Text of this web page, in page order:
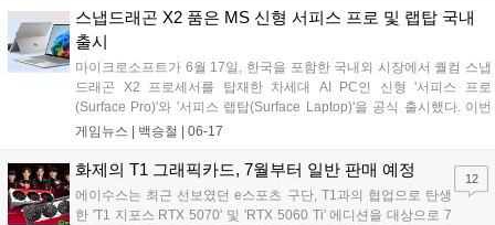
부터 20일(토) 오전 11시부터 오후 8시까지 더 많은 소비자들과 함께 할
수 있는 팝업 형태로 진행된다고 한다....
스냅드래곤 X2 품은 MS 신형 서피스 프로 및 랩탑 국내
출시
마이크로소프트가 6월 17일, 한국을 포함한 국내외 시장에서 퀄컴 스냅
드래곤 X2 프로세서를 탑재한 차세대 AI PC인 신형 '서피스 프로
(Surface Pro)'와 '서피스 랩탑(Surface Laptop)'을 공식 출시했다. 이번
신제품은 최대 80 TOPS 성능의 NPU를 통해 온디바이스와 클라우드를
대폭 끌어올린 것이 특징이다. 국내 론칭을 기념해 네이버 마이크로소프
트 브랜드 스토어 등 주요 온·오프라인 채널에서 할인 및 사은품 증정 프
로모션도 함께 진행한다 밝혔다....
게임뉴스 | 백승철 | 06-17
화제의 T1 그래픽카드, 7월부터 일반 판매 예정
에이수스는 최근 선보였던 e스포츠 구단, T1과의 협업으로 탄생
한 'T1 지포스 RTX 5070' 및 'RTX 5060 Ti' 에디션을 대상으로 7
12